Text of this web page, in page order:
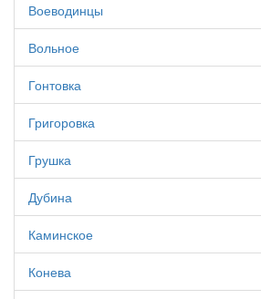
Воеводинцы
Вольное
Гонтовка
Григоровка
Грушка
Дубина
Каминское
Конева